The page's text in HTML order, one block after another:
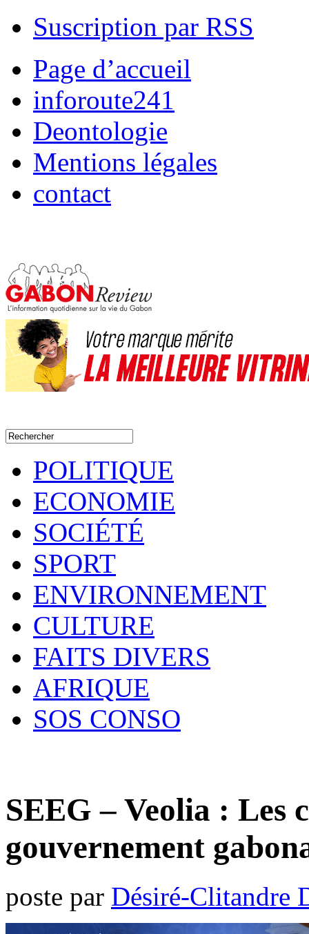
Suscription par RSS
Page d’accueil
inforoute241
Deontologie
Mentions légales
contact
POLITIQUE
ECONOMIE
SOCIÉTÉ
SPORT
ENVIRONNEMENT
CULTURE
FAITS DIVERS
AFRIQUE
SOS CONSO
SEEG – Veolia : Les
gouvernement
poste par Désiré-Clitandre